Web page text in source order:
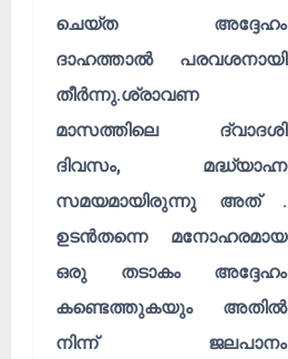
ചെയ്ത അദ്ദേഹം
ദാഹത്താൽ പരവശനായി
തീർന്നു.ശ്രാവണ
മാസത്തിലെ ദ്വാദശി
ദിവസം, മദ്ധ്യാഹ്ന
സമയമായിരുന്നു അത് .
ഉടൻതന്നെ മനോഹരമായ
ഒരു തടാകം അദ്ദേഹം
കണ്ടെത്തുകയും അതിൽ
നിന്ന് ജലപാനം